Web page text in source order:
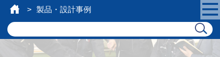
製品・設計事例